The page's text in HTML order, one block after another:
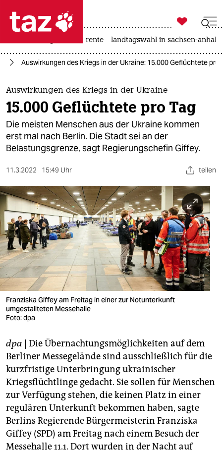
 taz zahl ich
taz zahl ich
themen
politik
öko
gesellschaft
sport
berlin
nord
wahrheit
verlag
verlag
shop
fragen & hilfe
unterstützen
abo
genossenschaft
epaper login

taz zahl ich
rente landtagswahl in sachsen-anhalt
Auswirkungen des Kriegs in der Ukraine: 15.000 Geflüchtete pro
Auswirkungen des Kriegs in der Ukraine
15.000 Geflüchtete pro Tag
Die meisten Menschen aus der Ukraine kommen
erst mal nach Berlin. Die Stadt sei an der
Belastungsgrenze, sagt Regierungschefin Giffey.
11.3.2022 15:49 Uhr teilen
Franziska Giffey am Freitag in einer zur Notunterkunft
umgestallteten Messehalle
Foto: dpa
dpa | Die Übernachtungsmöglichkeiten auf dem
Berliner Messegelände sind ausschließlich für die
kurzfristige Unterbringung ukrainischer
Kriegsflüchtlinge gedacht. Sie sollen für Menschen
zur Verfügung stehen, die keinen Platz in einer
regulären Unterkunft bekommen haben, sagte
Berlins Regierende Bürgermeisterin Franziska
Giffey (SPD) am Freitag nach einem Besuch der
Messehalle 11.1. Dort wurden in der Nacht auf